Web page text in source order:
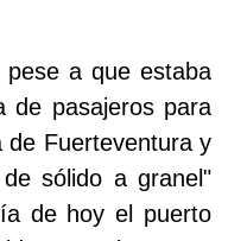
a que estaba
de pasajeros para
de Fuerteventura y
sólido a granel"
de hoy el puerto